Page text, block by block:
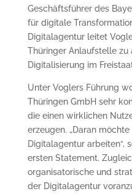
Geschäftsführer des
für digitale
Digitalagentur leitet
Thüringer Anlaufstelle zu
Digitalisierung im
Unter Voglers Führung
Thüringen GmbH sehr
die einen wirklichen
erzeugen. „Daran
Digitalagentur arbeiten“,
ersten Statement.
organisatorische und
der Digitalagentur